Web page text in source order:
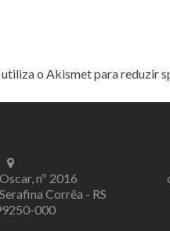
utiliza o Akismet para reduzir
nº 2016
Corrêa - RS
000